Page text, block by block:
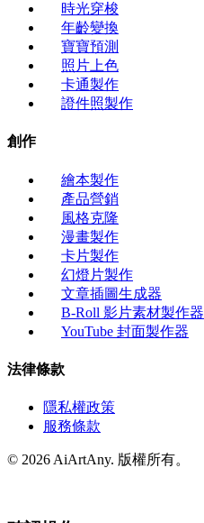
時光穿梭
年齡變換
寶寶預測
照片上色
卡通製作
證件照製作
創作
繪本製作
產品營銷
風格克隆
漫畫製作
卡片製作
幻燈片製作
文章插圖生成器
B-Roll 影片素材製作器
YouTube 封面製作器
法律條款
隱私權政策
服務條款
© 2026 AiArtAny. 版權所有。